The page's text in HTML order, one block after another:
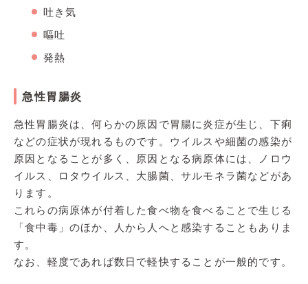
吐き気
嘔吐
発熱
急性胃腸炎
急性胃腸炎は、何らかの原因で胃腸に炎症が生じ、下痢
などの症状が現れるものです。ウイルスや細菌の感染が
原因となることが多く、原因となる病原体には、ノロウ
イルス、ロタウイルス、大腸菌、サルモネラ菌などがあ
ります。
これらの病原体が付着した食べ物を食べることで生じる
「食中毒」のほか、人から人へと感染することもありま
す。
なお、軽度であれば数日で軽快することが一般的です。